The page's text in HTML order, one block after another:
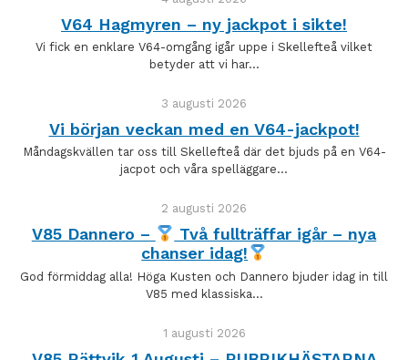
V64 Hagmyren – ny jackpot i sikte!
Vi fick en enklare V64-omgång igår uppe i Skellefteå vilket
betyder att vi har…
3 augusti 2026
Vi början veckan med en V64-jackpot!
Måndagskvällen tar oss till Skellefteå där det bjuds på en V64-
jacpot och våra spelläggare…
2 augusti 2026
V85 Dannero –
Två fullträffar igår – nya
chanser idag!
God förmiddag alla! Höga Kusten och Dannero bjuder idag in till
V85 med klassiska…
1 augusti 2026